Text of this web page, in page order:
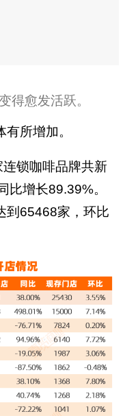
得愈发活跃。
所增加。
锁咖啡品牌共新
比增长89.39%。
到65468家，环比